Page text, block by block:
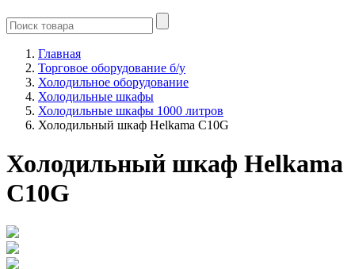
Главная
Торговое оборудование б/у
Холодильное оборудование
Холодильные шкафы
Холодильные шкафы 1000 литров
Холодильный шкаф Helkama С10G
Холодильный шкаф Helkama
С10G